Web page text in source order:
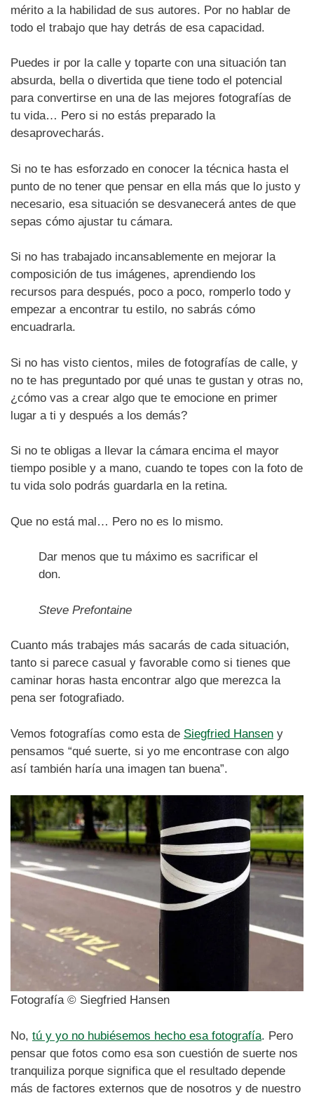
mérito a la habilidad de sus autores. Por no hablar de
todo el trabajo que hay detrás de esa capacidad.
Puedes ir por la calle y toparte con una situación tan
absurda, bella o divertida que tiene todo el potencial
para convertirse en una de las mejores fotografías de
tu vida… Pero si no estás preparado la
desaprovecharás.
Si no te has esforzado en conocer la técnica hasta el
punto de no tener que pensar en ella más que lo justo y
necesario, esa situación se desvanecerá antes de que
sepas cómo ajustar tu cámara.
Si no has trabajado incansablemente en mejorar la
composición de tus imágenes, aprendiendo los
recursos para después, poco a poco, romperlo todo y
empezar a encontrar tu estilo, no sabrás cómo
encuadrarla.
Si no has visto cientos, miles de fotografías de calle, y
no te has preguntado por qué unas te gustan y otras no,
¿cómo vas a crear algo que te emocione en primer
lugar a ti y después a los demás?
Si no te obligas a llevar la cámara encima el mayor
tiempo posible y a mano, cuando te topes con la foto de
tu vida solo podrás guardarla en la retina.
Que no está mal… Pero no es lo mismo.
Dar menos que tu máximo es sacrificar el
don.
Steve Prefontaine
Cuanto más trabajes más sacarás de cada situación,
tanto si parece casual y favorable como si tienes que
caminar horas hasta encontrar algo que merezca la
pena ser fotografiado.
Vemos fotografías como esta de Siegfried Hansen y
pensamos “qué suerte, si yo me encontrase con algo
así también haría una imagen tan buena”.
Fotografía © Siegfried Hansen
No, tú y yo no hubiésemos hecho esa fotografía. Pero
pensar que fotos como esa son cuestión de suerte nos
tranquiliza porque significa que el resultado depende
más de factores externos que de nosotros y de nuestro